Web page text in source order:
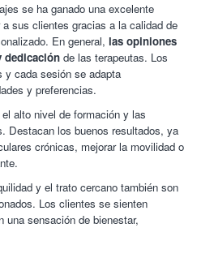
se ha ganado una excelente
sus clientes gracias a la calidad de
En general, las opiniones
dedicación de las terapeutas. Los
y cada sesión se adapta
y preferencias.
alto nivel de formación y las
Destacan los buenos resultados, ya
crónicas, mejorar la movilidad o
y el trato cercano también son
Los clientes se sienten
una sensación de bienestar,